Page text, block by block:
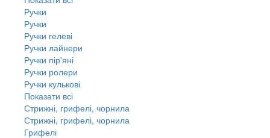
Ручки
Ручки
Ручки гелеві
Ручки лайнери
Ручки пір'яні
Ручки ролери
Ручки кулькові
Показати всі
Стрижні, грифелі, чорнила
Стрижні, грифелі, чорнила
Грифелі